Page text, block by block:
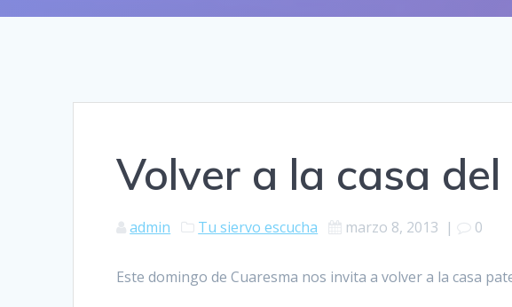
Volver a la casa
admin Tu siervo escucha marzo 8, 2013 | 0
Este domingo de Cuaresma nos invita a volver a la casa